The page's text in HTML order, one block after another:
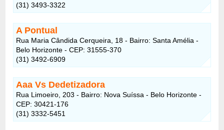
(31) 3493-3322
A Pontual
Rua Maria Cândida Cerqueira, 18 - Bairro: Santa Amélia -
Belo Horizonte - CEP: 31555-370
(31) 3492-6909
Aaa Vs Dedetizadora
Rua Limoeiro, 203 - Bairro: Nova Suíssa - Belo Horizonte -
CEP: 30421-176
(31) 3332-5451